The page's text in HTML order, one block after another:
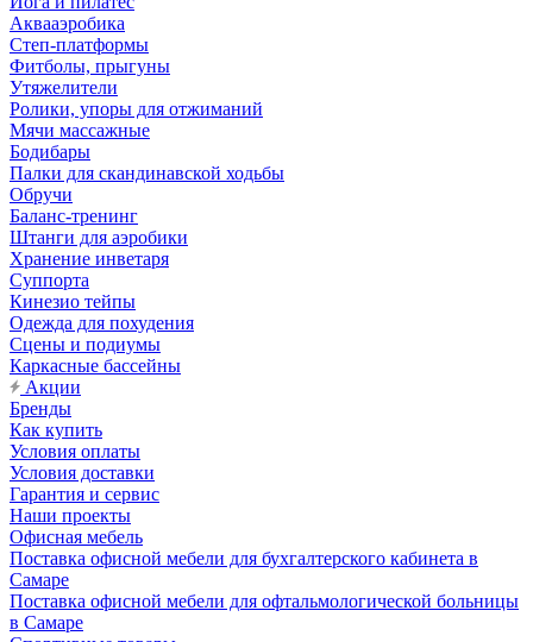
Аквааэробика
Степ-платформы
Фитболы, прыгуны
Утяжелители
Ролики, упоры для отжиманий
Мячи массажные
Бодибары
Палки для скандинавской ходьбы
Обручи
Баланс-тренинг
Штанги для аэробики
Хранение инветаря
Суппорта
Кинезио тейпы
Одежда для похудения
Сцены и подиумы
Каркасные бассейны
Акции
Бренды
Как купить
Условия оплаты
Условия доставки
Гарантия и сервис
Наши проекты
Офисная мебель
Поставка офисной мебели для бухгалтерского кабинета в
Самаре
Поставка офисной мебели для офтальмологической больницы
в Самаре